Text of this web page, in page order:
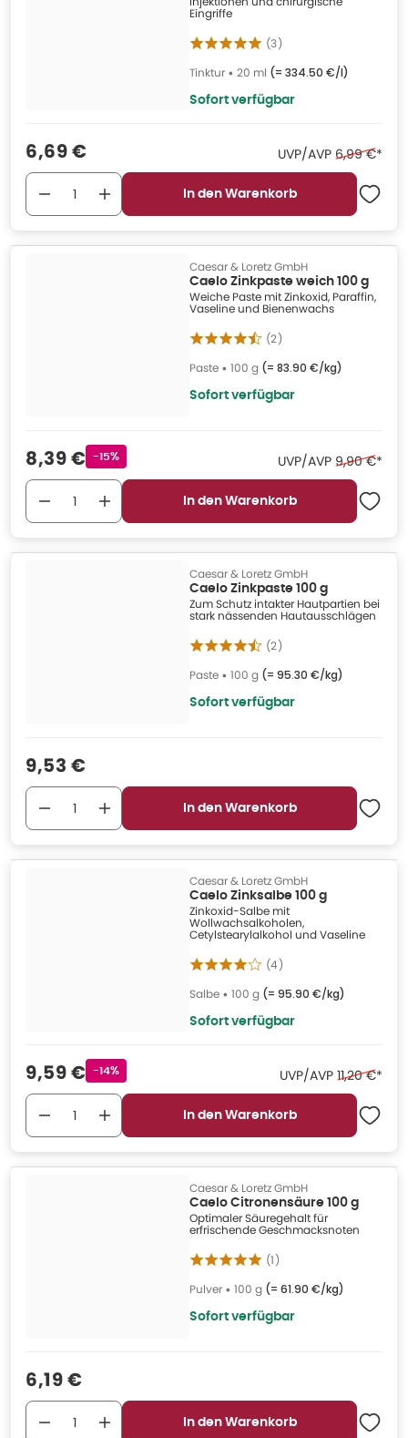
Eingriffe
(3)
Tinktur • 20 ml (= 334.50 €/l)
Sofort verfügbar
Verkaufspreis
6,69 € UVP/AVP Ehemaliger
6,99 €*
In den Warenkorb
Caesar & Loretz GmbH
Caelo Zinkpaste weich 100 g
Weiche Paste mit Zinkoxid, Paraffin,
Vaseline und Bienenwachs
(2)
Paste • 100 g (= 83.90 €/kg)
Sofort verfügbar
Verkaufspreis
8,39 €Rabattstempel
-15% UVP/AVP Ehemaliger
9,90 €*
In den Warenkorb
Caesar & Loretz GmbH
Caelo Zinkpaste 100 g
Zum Schutz intakter Hautpartien bei
stark nässenden Hautausschlägen
(2)
Paste • 100 g (= 95.30 €/kg)
Sofort verfügbar
Verkaufspreis
9,53 €
In den Warenkorb
Caesar & Loretz GmbH
Caelo Zinksalbe 100 g
Zinkoxid-Salbe mit
Wollwachsalkoholen,
Cetylstearylalkohol und Vaseline
(4)
Salbe • 100 g (= 95.90 €/kg)
Sofort verfügbar
Verkaufspreis
9,59 €Rabattstempel
-14% UVP/AVP 11,20 €*
In den Warenkorb
Caesar & Loretz GmbH
Caelo Citronensäure 100 g
Optimaler Säuregehalt für
erfrischende Geschmacksnoten
(1)
Pulver • 100 g (= 61.90 €/kg)
Sofort verfügbar
Verkaufspreis
6,19 €
In den Warenkorb